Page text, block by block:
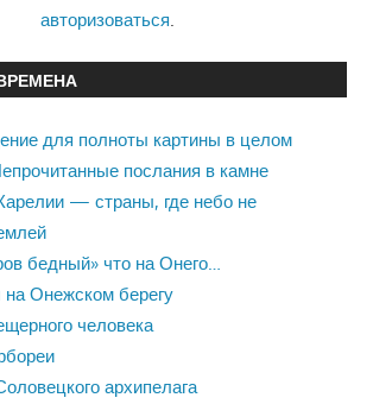
авторизоваться
для полноты картины в целом
послания в камне
— страны, где небо не
бедный» что на Онего…
Онежском берегу
человека
архипелага